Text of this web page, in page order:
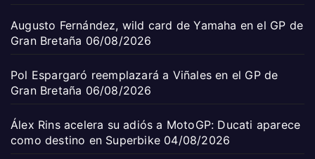
Augusto Fernández, wild card de Yamaha en el GP de
Gran Bretaña 06/08/2026
Pol Espargaró reemplazará a Viñales en el GP de
Gran Bretaña 06/08/2026
Álex Rins acelera su adiós a MotoGP: Ducati aparece
como destino en Superbike 04/08/2026